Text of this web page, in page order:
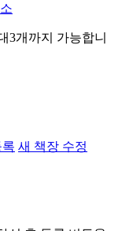
3개까지 가능합니
새 책장 수정